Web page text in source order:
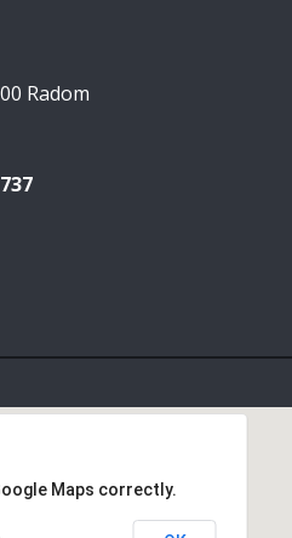
Radom
Maps correctly.